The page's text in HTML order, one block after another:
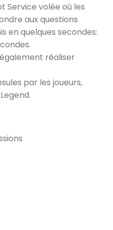
Service volée où les
aux questions
en quelques secondes:
réaliser
par les joueurs,